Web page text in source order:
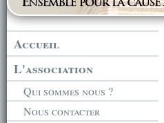
Accueil
L'association
Qui sommes nous ?
Nous contacter